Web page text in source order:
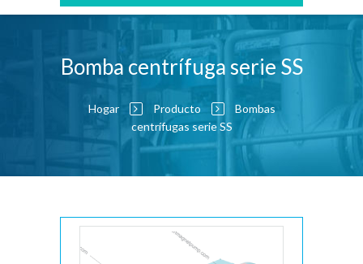
Bomba centrífuga serie SS
Hogar Producto
Bombas
centrífugas serie SS